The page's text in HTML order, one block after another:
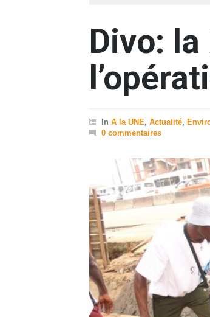
Divo:
In A la UNE, Actualité,
0 commentaires